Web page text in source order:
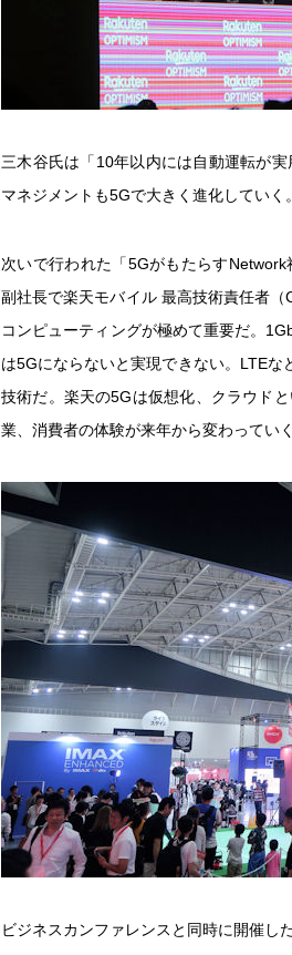
三木谷氏は「10年以内には自動運転が
マネジメントも5Gで大きく進化していく
次いで行われた「5Gがもたらす
副社長で楽天モバイル 最高技術責任者
コンピューティングが極めて重要だ。
は5Gにならないと実現できない。LTE
技術だ。楽天の5Gは仮想化、クラウド
業、消費者の体験が来年から変わってい
ビジネスカンファレンスと同時に開催し